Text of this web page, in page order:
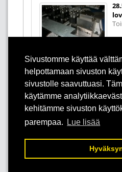
Sivustomme käyttää
helpottamaan sivuston
sivustolle saavuttuasi.
käytämme
kehitämme sivuston
parempaa.
Lue lisää
standardileikkainyksiköitä